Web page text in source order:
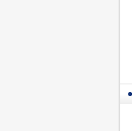
●